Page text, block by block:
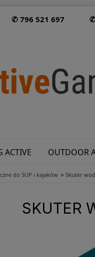
✆ 796 521 697
ACTIVE OUTDOOR
do SUP i kajaków » Skuter
SKUTER